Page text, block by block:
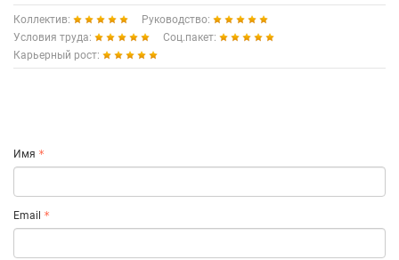
Коллектив:
Руководство:
Условия труда:
Соц.пакет:
Карьерный рост:
Имя
Email